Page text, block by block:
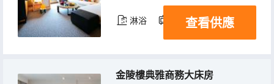
淋浴 電視機 冰箱
查看供應
金陵樓典雅商務大床房